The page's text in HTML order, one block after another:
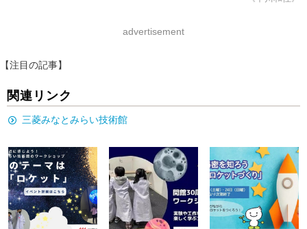
advertisement
【注目の記事】
関連リンク
三菱みなとみらい技術館